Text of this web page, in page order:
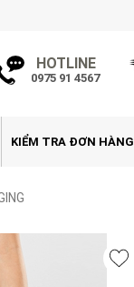
HOTLINE
0975 91 4567
KIỂM TRA ĐƠN HÀNG